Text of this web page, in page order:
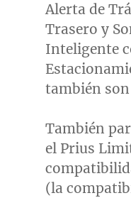
Alerta de
Trasero y
Inteligente
también
También
el Prius
(la